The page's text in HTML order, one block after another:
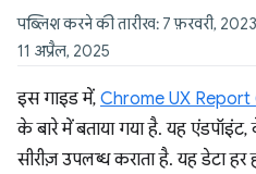
पब्लिश करने की तारीख: 7 फ़रवरी,
11 अप्रैल, 2025
इस गाइड में, Chrome UX Report
के बारे में बताया गया है. यह
सीरीज़ उपलब्ध कराता है. यह डेटा